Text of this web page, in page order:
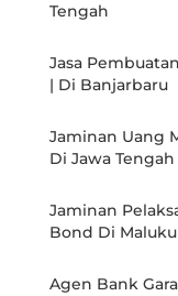
Tengah
Jasa
| Di Banjarbaru
Jaminan Uang
Di Jawa Tengah
Jaminan
Bond Di
Agen Bank